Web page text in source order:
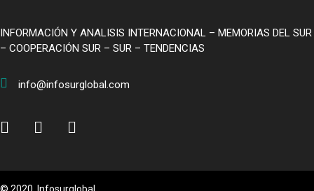
INFORMACIÓN Y ANALISIS INTERNACIONAL – MEMORIAS DEL SUR
– COOPERACIÓN SUR – SUR – TENDENCIAS
info@infosurglobal.com